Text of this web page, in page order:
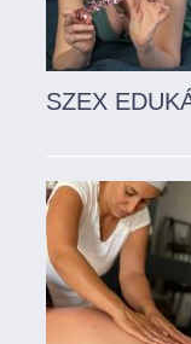
SZEX